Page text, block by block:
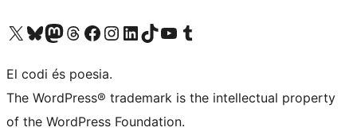
Visiteu el nostre compte X (abans Twitter)
Visiteu el nostre compte de Bluesky
Visiteu el nostre compte al Mastodon
Visiteu el nostre compte de Threads
Visiteu la nostra pàgina al Facebook
Visiteu el nostre compte d'Instagram
Visiteu el nostre compte de LinkedIn
Visiteu el nostre compte de TikTok
Visiteu el nostre canal al YouTube
Visiteu el nostre compte de Tumblr
El codi és poesia.
The WordPress® trademark is the intellectual property
of the WordPress Foundation.